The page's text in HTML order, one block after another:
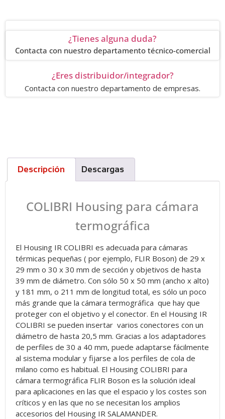
¿Tienes alguna duda?
Contacta con nuestro departamento técnico-comercial
¿Eres distribuidor/integrador?
Contacta con nuestro departamento de empresas.
Descripción Descargas
COLIBRI Housing para cámara
termográfica
El Housing IR COLIBRI es adecuada para cámaras
térmicas pequeñas ( por ejemplo, FLIR Boson) de 29 x
29 mm o 30 x 30 mm de sección y objetivos de hasta
39 mm de diámetro. Con sólo 50 x 50 mm (ancho x alto)
y 181 mm, o 211 mm de longitud total, es sólo un poco
más grande que la cámara termográfica que hay que
proteger con el objetivo y el conector. En el Housing IR
COLIBRI se pueden insertar varios conectores con un
diámetro de hasta 20,5 mm. Gracias a los adaptadores
de perfiles de 30 a 40 mm, puede adaptarse fácilmente
al sistema modular y fijarse a los perfiles de cola de
milano como es habitual. El Housing COLIBRI para
cámara termográfica FLIR Boson es la solución ideal
para aplicaciones en las que el espacio y los costes son
críticos y en las que no se necesitan los amplios
accesorios del Housing IR SALAMANDER.